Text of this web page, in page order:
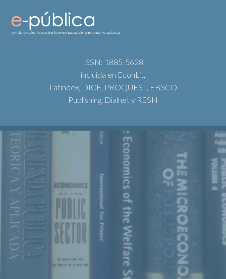
ISSN: 1885-5628
incluida en EconLit,
Latindex, DICE, PROQUEST, EBSCO
Publishing, Dialnet y RESH